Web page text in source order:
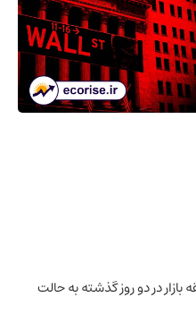
در دو روز گذشته به حالت